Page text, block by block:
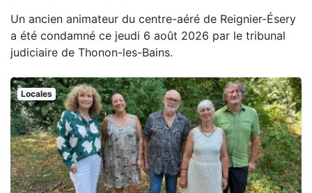
Un ancien animateur du centre-aéré de Reignier-Ésery
a été condamné ce jeudi 6 août 2026 par le tribunal
judiciaire de Thonon-les-Bains.
Locales